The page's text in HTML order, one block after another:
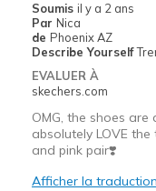
Going Out
Width
Sizing
View On Shoes
Soumis il y a 2 ans
Par Nica
de Phoenix AZ
Describe Yourself
EVALUER À
skechers.com
OMG, the shoes
absolutely LOVE
and pink pair❣️
Afficher la traduction